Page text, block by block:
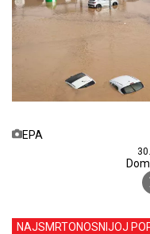
EPA
NAJSMRTONOSNIJOJ